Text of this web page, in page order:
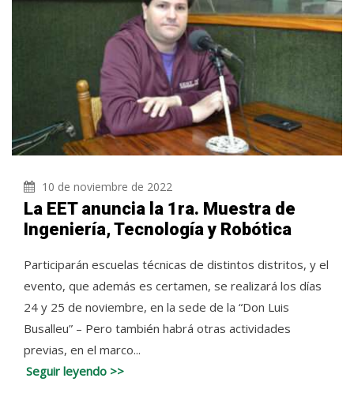
10 de noviembre de 2022
La EET anuncia la 1ra. Muestra de
Ingeniería, Tecnología y Robótica
Participarán escuelas técnicas de distintos distritos, y el
evento, que además es certamen, se realizará los días
24 y 25 de noviembre, en la sede de la “Don Luis
Busalleu” – Pero también habrá otras actividades
previas, en el marco...
Seguir leyendo >>